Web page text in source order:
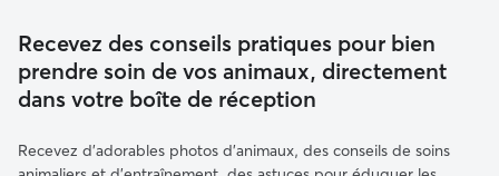
Recevez des conseils pratiques pour bien
prendre soin de vos animaux, directement
dans votre boîte de réception
Recevez d'adorables photos d'animaux, des conseils de soins